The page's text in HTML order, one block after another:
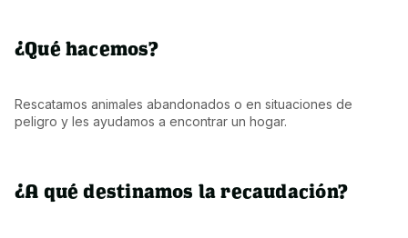
¿Qué hacemos?
Rescatamos animales abandonados o en situaciones de
peligro y les ayudamos a encontrar un hogar.
¿A qué destinamos la recaudación?